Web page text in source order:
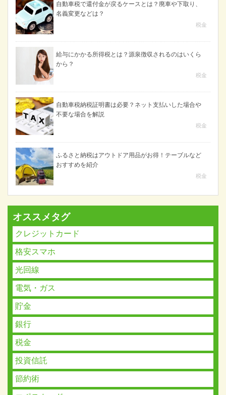
自動車税で還付金が戻るケースとは？廃車や下取り、
名義変更などは？
税金
給与にかかる所得税とは？源泉徴収されるのはいくら
から？
税金
自動車税納税証明書は必要？ネット支払いした場合や
不要な場合を解説
税金
ふるさと納税はアウトドア用品がお得！テーブルなど
おすすめを紹介
税金
オススメタグ
クレジットカード
格安スマホ
光回線
電気・ガス
貯金
銀行
税金
投資信託
節約術